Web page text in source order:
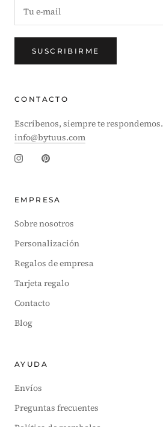
SUSCRIBIRME
CONTACTO
Escríbenos, siempre te respondemos.
info@bytuus.com
EMPRESA
Sobre nosotros
Personalización
Regalos de empresa
Tarjeta regalo
Contacto
Blog
AYUDA
Envíos
Preguntas frecuentes